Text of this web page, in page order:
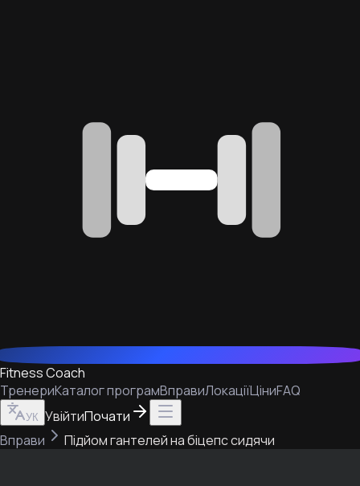
Fitness Coach
ТренериКаталог програмВправиЛокаціїЦіниFAQ
УК УвійтиПочати
Вправи
Підйом гантелей на біцепс сидячи